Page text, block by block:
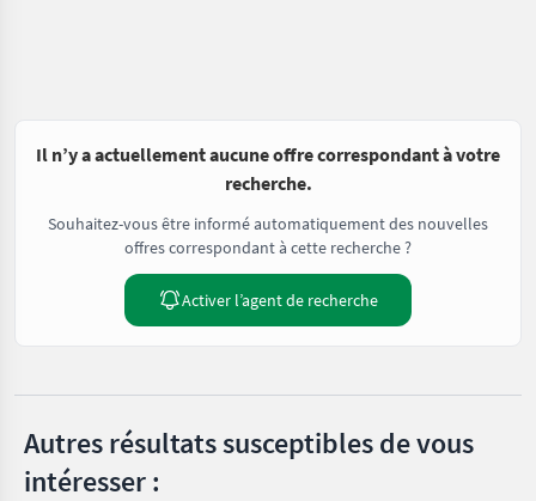
Il n’y a actuellement aucune offre correspondant à votre
recherche.
Souhaitez-vous être informé automatiquement des nouvelles
offres correspondant à cette recherche ?
Activer l’agent de recherche
Autres résultats susceptibles de vous
intéresser :